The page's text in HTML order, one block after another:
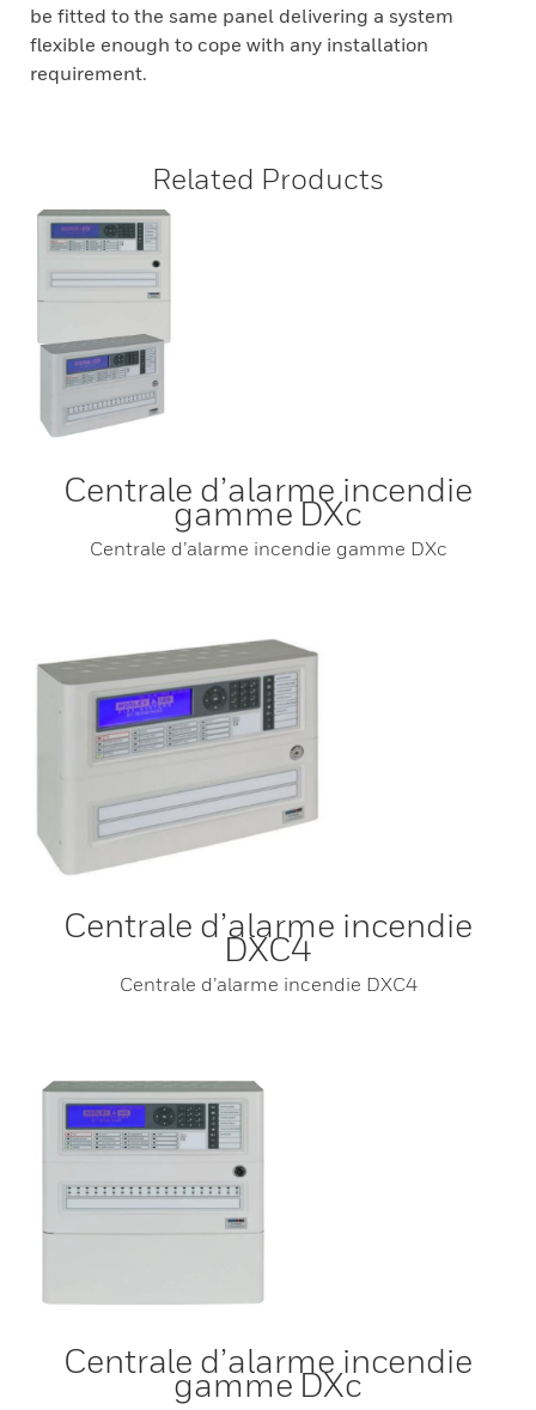
be fitted to the same panel delivering a system
flexible enough to cope with any installation
requirement.
Related Products
Centrale d’alarme incendie
gamme DXc
Centrale d’alarme incendie gamme DXc
Centrale d’alarme incendie
DXC4
Centrale d’alarme incendie DXC4
Centrale d’alarme incendie
gamme DXc